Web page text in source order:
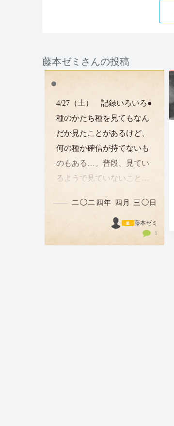
藤本ゼミさんの投稿
4/27（土） 記録いろいろ●
種のかたち種を見てもなん
だか見たことがあるけど、
何の種か確信が持てないも
のもある…。普段、見てい
るようで見ていないことが
取り除かれている野菜の切
り身を見てしまっているか
二◯二四年 四月 三◯日
藤本ゼミ
1